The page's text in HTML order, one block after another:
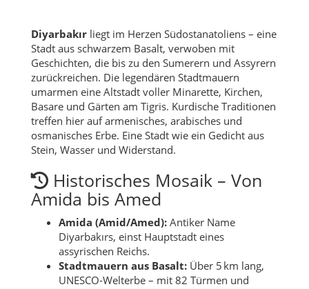
Diyarbakır liegt im Herzen Südostanatoliens – eine
Stadt aus schwarzem Basalt, verwoben mit
Geschichten, die bis zu den Sumerern und Assyrern
zurückreichen. Die legendären Stadtmauern
umarmen eine Altstadt voller Minarette, Kirchen,
Basare und Gärten am Tigris. Kurdische Traditionen
treffen hier auf armenisches, arabisches und
osmanisches Erbe. Eine Stadt wie ein Gedicht aus
Stein, Wasser und Widerstand.
Historisches Mosaik – Von
Amida bis Amed
Amida (Amid/Amed): Antiker Name
Diyarbakırs, einst Hauptstadt eines
assyrischen Reichs.
Stadtmauern aus Basalt: Über 5 km lang,
UNESCO-Welterbe – mit 82 Türmen und